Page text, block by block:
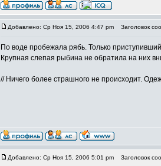
Добавлено: Ср Ноя 15, 2006 4:47 pm Заголовок
По воде пробежала рябь. Только
Крупная слепая рыбина не обратила на них
// Ничего более страшного не происходит.
Добавлено: Ср Ноя 15, 2006 5:01 pm Заголовок